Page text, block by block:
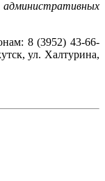
8 (3952) 43-66-
ул. Халтурина,